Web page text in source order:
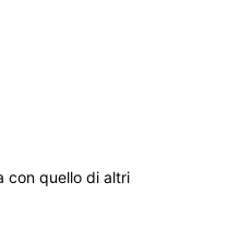
con quello di altri